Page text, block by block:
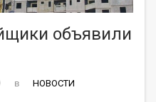
объявили
в НОВОСТИ